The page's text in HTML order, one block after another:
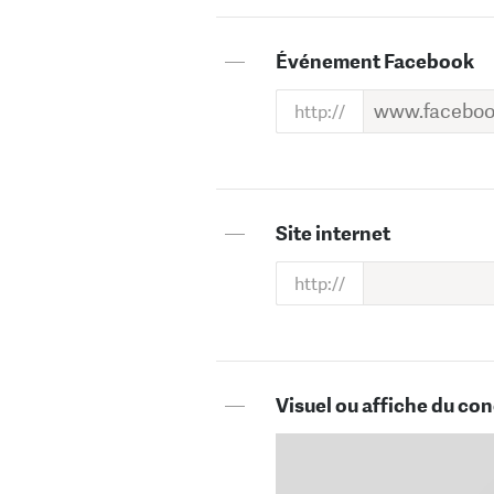
— Événement Facebook
— Site internet
— Visuel ou affiche du